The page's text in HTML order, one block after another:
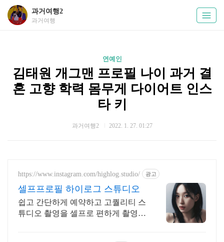
과거여행2
과거여행
연예인
김태원 개그맨 프로필 나이 과거 결
혼 고향 학력 몸무게 다이어트 인스
타 키
과거여행2 2022. 1. 27. 01:27
https://www.instagram.com/highlog.studio/ 광고
셀프프로필 하이로그 스튜디오
쉽고 간단하게 예약하고 고퀄리티 스
튜디오 촬영을 셀프로 편하게 촬영하